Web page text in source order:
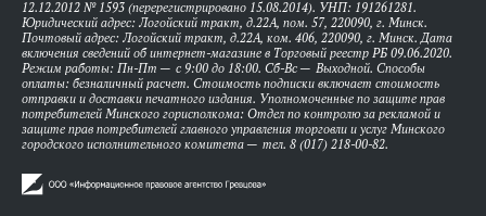
12.12.2012 № 1593 (перерегистрировано 15.08.2014). УНП: 191261281.
Юридический адрес: Логойский тракт, д.22А, пом. 57, 220090, г. Минск.
Почтовый адрес: Логойский тракт, д.22А, ком. 406, 220090, г. Минск. Дата
включения сведений об интернет-магазине в Торговый реестр РБ 09.06.2020.
Режим работы: Пн-Пт — с 9:00 до 18:00. Сб-Вс — Выходной. Способы
оплаты: безналичный расчет. Стоимость подписки включает стоимость
отправки и доставки печатного издания. Уполномоченные по защите прав
потребителей Минского горисполкома: Отдел по контролю за рекламой и
защите прав потребителей главного управления торговли и услуг Минского
городского исполнительного комитета — тел. 8 (017) 218-00-82.